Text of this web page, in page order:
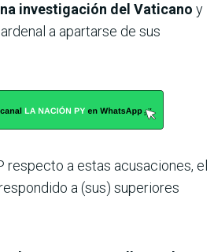
investigación del Vaticano y
a apartarse de sus
respecto a estas acusaciones, el
a (sus) superiores